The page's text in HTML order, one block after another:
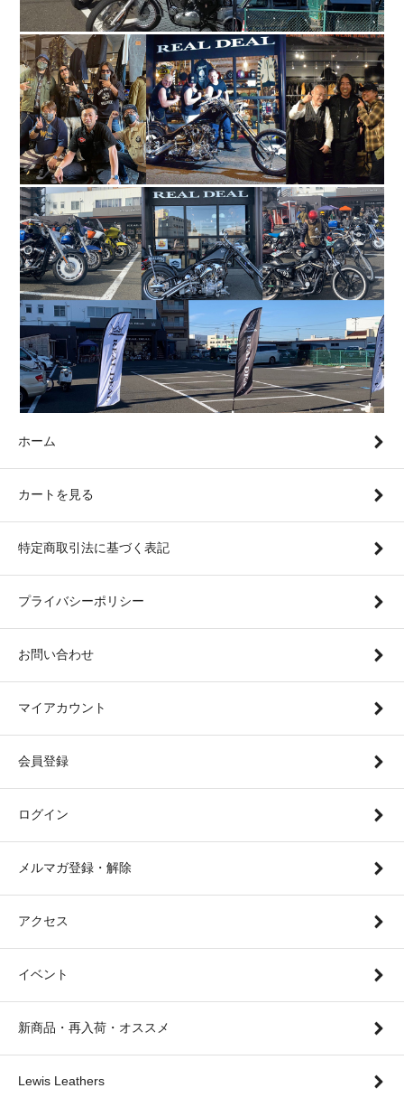
ホーム
カートを見る
特定商取引法に基づく表記
プライバシーポリシー
お問い合わせ
マイアカウント
会員登録
ログイン
メルマガ登録・解除
アクセス
イベント
新商品・再入荷・オススメ
Lewis Leathers